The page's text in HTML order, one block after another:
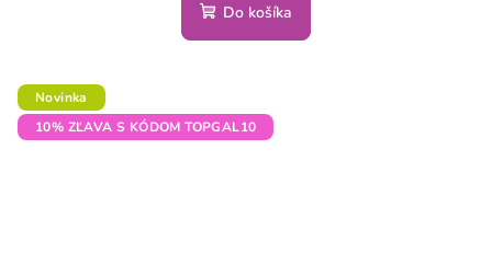
Do košíka
Novinka
10% ZĽAVA S KÓDOM TOPGAL10